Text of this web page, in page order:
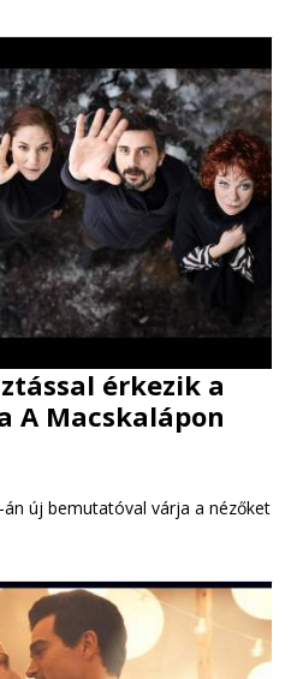
érkezik a
A Macskalápon
új bemutatóval várja a nézőket